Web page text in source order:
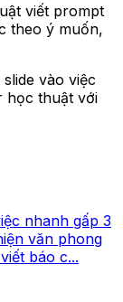
viết prompt
theo ý muốn,
vào việc
học thuật với
nhanh gấp 3
văn phong
báo c...